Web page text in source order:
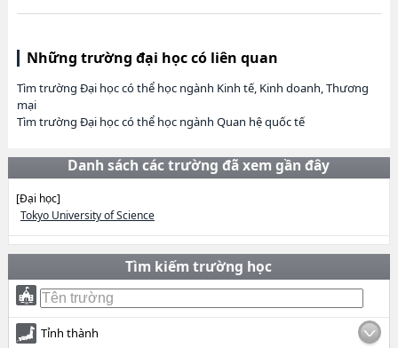
Những trường đại học có liên quan
Tìm trường Đại học có thể học ngành Kinh tế, Kinh doanh, Thương
mại
Tìm trường Đại học có thể học ngành Quan hệ quốc tế
Danh sách các trường đã xem gần đây
[Đại học]
Tokyo University of Science
Tìm kiếm trường học
Tỉnh thành